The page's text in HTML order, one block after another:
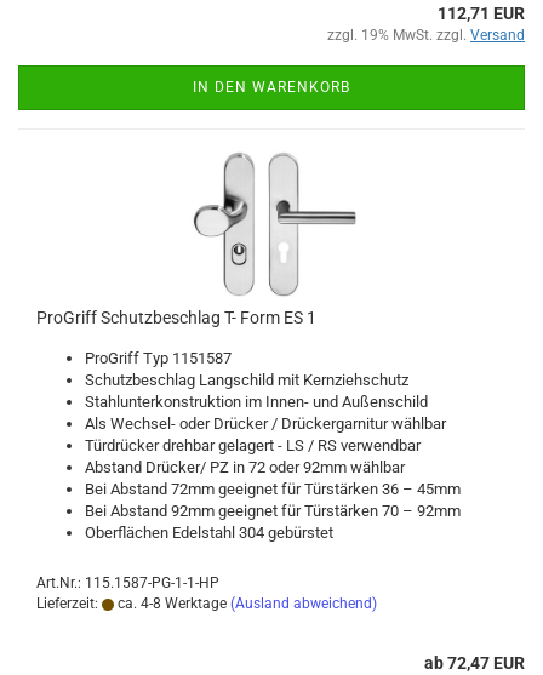
112,71 EUR
zzgl. 19% MwSt. zzgl. Versand
IN DEN WARENKORB
Pro­Griff Schutz­be­schlag T- Form ES 1
Pro­Griff Typ 1151587
Schutz­be­schlag Lang­schild mit Kern­zieh­schutz
Stahl­un­ter­kon­struk­ti­on im Innen-​ und Au­ßen­schild
Als Wechsel-​ oder Drü­cker / Drü­cker­gar­ni­tur wähl­bar
Tür­drü­cker dreh­bar ge­la­gert - LS / RS ver­wend­bar
Ab­stand Drü­cker/ PZ in 72 oder 92mm wähl­bar
Bei Ab­stand 72mm ge­eig­net für Tür­stär­ken 36 – 45mm
Bei Ab­stand 92mm ge­eig­net für Tür­stär­ken 70 – 92mm
Ober­flä­chen Edel­stahl 304 ge­bürs­tet
Art.Nr.: 115.1587-PG-1-1-HP
Lieferzeit:
ca. 4-8 Werktage (Ausland abweichend)
ab 72,47 EUR